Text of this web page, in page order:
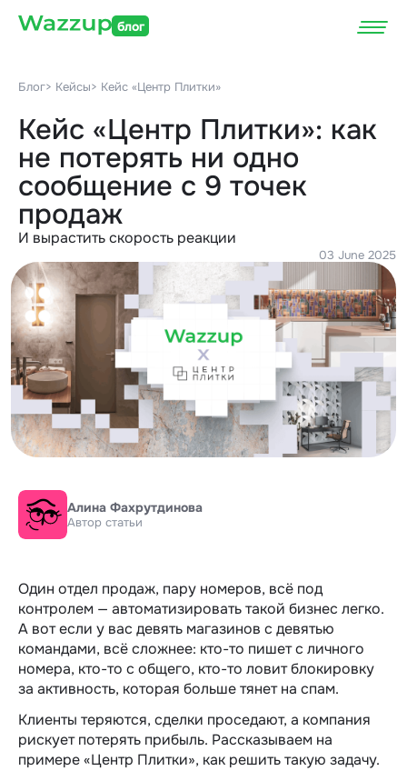
блог
Блог> Кейсы> Кейс «Центр Плитки»
Кейс «Центр Плитки»: как
не потерять ни одно
сообщение с 9 точек
продаж
И вырастить скорость реакции
03 June 2025
Алина Фахрутдинова
Автор статьи
Один отдел продаж, пару номеров, всё под
контролем — автоматизировать такой бизнес легко.
А вот если у вас девять магазинов с девятью
командами, всё сложнее: кто-то пишет с личного
номера, кто-то с общего, кто-то ловит блокировку
за активность, которая больше тянет на спам.
Клиенты теряются, сделки проседают, а компания
рискует потерять прибыль. Рассказываем на
примере «Центр Плитки», как решить такую задачу.